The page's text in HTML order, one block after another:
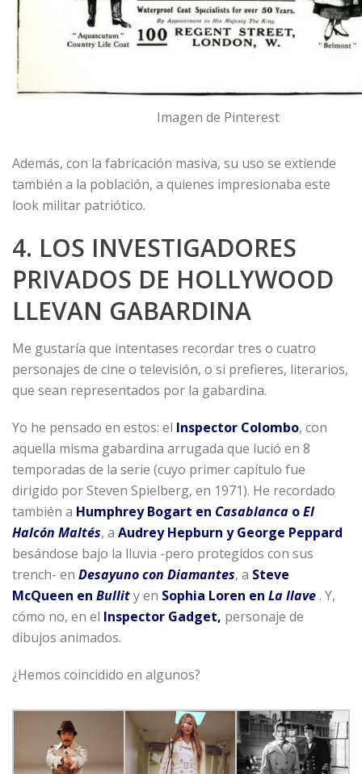
Imagen de Pinterest
Además, con la fabricación masiva, su uso se extiende
también a la población, a quienes impresionaba este
look militar patriótico.
4. LOS INVESTIGADORES
PRIVADOS DE HOLLYWOOD
LLEVAN GABARDINA
Me gustaría que intentases recordar tres o cuatro
personajes de cine o televisión, o si prefieres, literarios,
que sean representados por la gabardina.
Yo he pensado en estos: el Inspector Colombo, con
aquella misma gabardina arrugada que lució en 8
temporadas de la serie (cuyo primer capítulo fue
dirigido por Steven Spielberg, en 1971). He recordado
también a Humphrey Bogart en Casablanca oEl
Halcón Maltés, a Audrey Hepburn y George Peppard
besándose bajo la lluvia -pero protegidos con sus
trench- en Desayuno con Diamantes, a Steve
McQueen en Bullity en Sophia Loren en La llave. Y,
cómo no, en el Inspector Gadget, personaje de
dibujos animados.
¿Hemos coincidido en algunos?